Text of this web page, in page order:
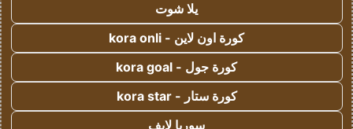
يلا شوت
كورة اون لاين - kora onli
كورة جول - kora goal
كورة ستار - kora star
سوريا لايف